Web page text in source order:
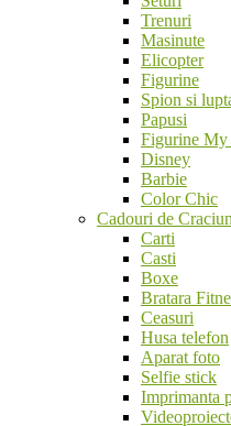
Trenuri
Masinute
Elicopter
Figurine
Spion si
Papusi
Figurine
Disney
Barbie
Color Chic
Cadouri de
Carti
Casti
Boxe
Bratara
Ceasuri
Husa telefon
Aparat foto
Selfie stick
Imprimanta